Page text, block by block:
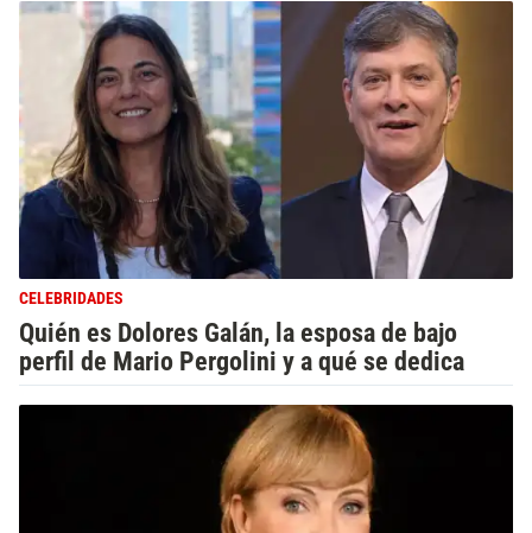
CELEBRIDADES
Quién es Dolores Galán, la esposa de bajo
perfil de Mario Pergolini y a qué se dedica